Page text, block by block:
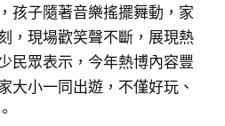
孩子隨著音樂搖擺舞動，家
，現場歡笑聲不斷，展現熱
民眾表示，今年熱博內容豐
大小一同出遊，不僅好玩、